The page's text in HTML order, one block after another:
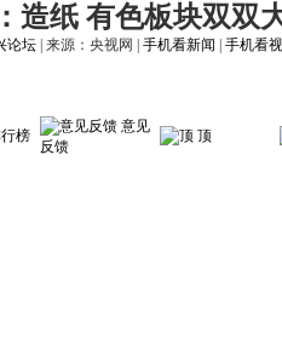
造纸 有色板块双双
论坛 | 来源：央视网 | 手机看新闻 手机看
榜
意见
反馈
顶